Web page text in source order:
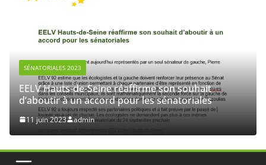
SÉNATORIALES 2023
EELV Hauts-de-Seine réaffirme son souhait
d’aboutir à un accord pour les sénatoriales
11 juin 2023 admin